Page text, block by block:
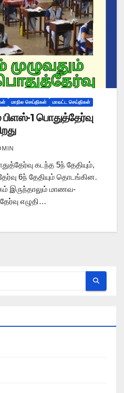
மாநில செய்திகள் மாவட்ட செய்திகள்
பிளஸ்-1 பொதுத்தேர்வு
கடந்த 5ந் தேதியும்,
6ந் தேதியும் தொடங்கின.
இருந்தாலும் மாணவ-
எழுதி…